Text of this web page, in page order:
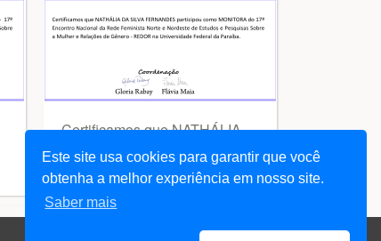
Este site usa cookies para garantir que você
obtenha a melhor experiência em nosso site.
Saber mais
Certificamos que NATHÁLIA
participou